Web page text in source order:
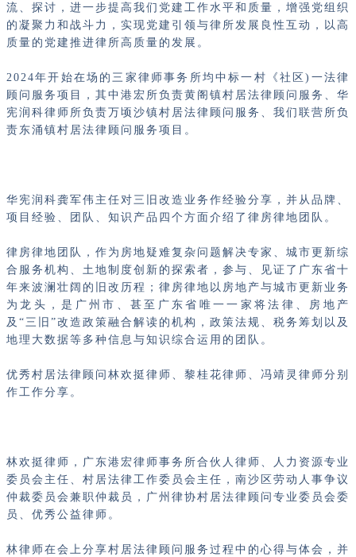
流、探讨，进一步提高我们党建工作水平和质量，增强党组织
的凝聚力和战斗力，实现党建引领与律所发展良性互动，以高
质量的党建推进律所高质量的发展。
2024年开始在场的三家律师事务所均中标一村《社区)一法律
顾问服务项目，其中港宏所负责黄阁镇村居法律顾问服务、华
宪润科律师所负责万顷沙镇村居法律顾问服务、我们联营所负
责东涌镇村居法律顾问服务项目。
华宪润科龚军伟主任对三旧改造业务作经验分享，并从品牌、
项目经验、团队、知识产品四个方面介绍了律房律地团队。
律房律地团队，作为房地疑难复杂问题解决专家、城市更新综
合服务机构、土地制度创新的探索者，参与、见证了广东省十
年来波澜壮阔的旧改历程；律房律地以房地产与城市更新业务
为龙头，是广州市、甚至广东省唯一一家将法律、房地产
及“三旧”改造政策融合解读的机构，政策法规、税务筹划以及
地理大数据等多种信息与知识综合运用的团队。
优秀村居法律顾问林欢挺律师、黎桂花律师、冯靖灵律师分别
作工作分享。
林欢挺律师，广东港宏律师事务所合伙人律师、人力资源专业
委员会主任、村居法律工作委员会主任，南沙区劳动人事争议
仲裁委员会兼职仲裁员，广州律协村居法律顾问专业委员会委
员、优秀公益律师。
林律师在会上分享村居法律顾问服务过程中的心得与体会，并